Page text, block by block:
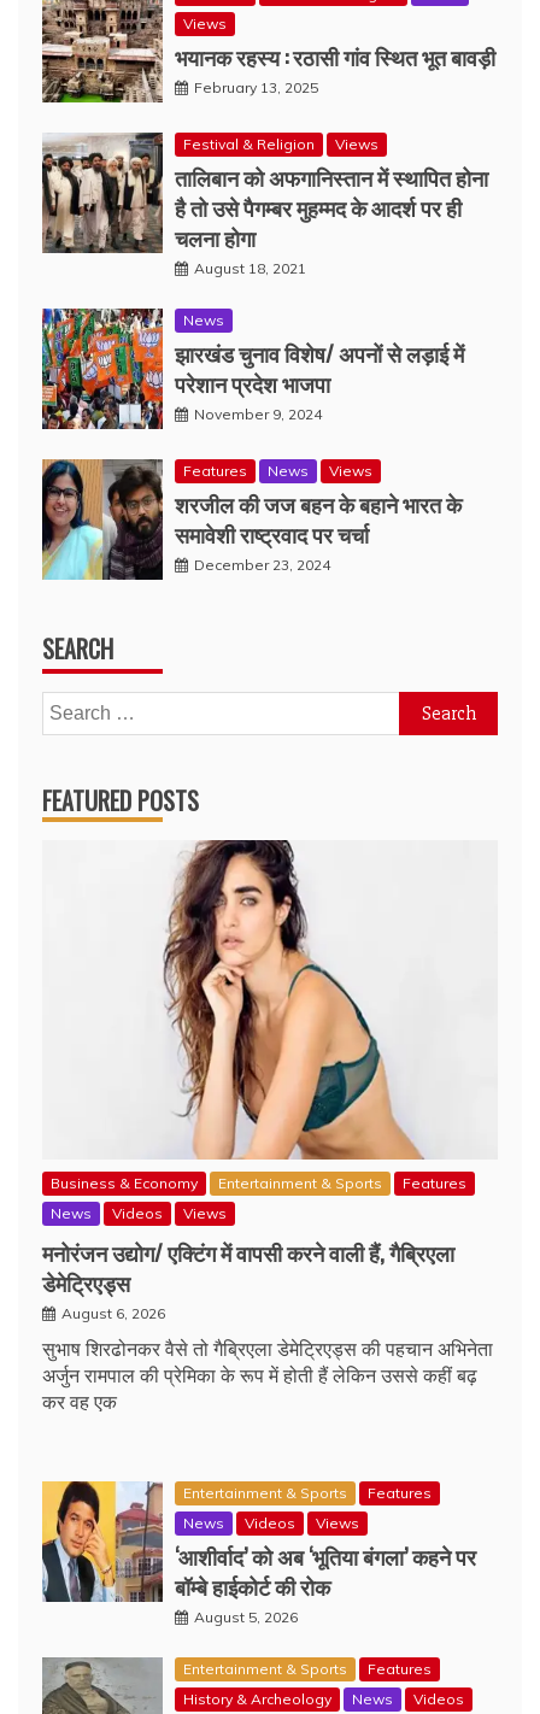
Views
भयानक रहस्य : रठासी गांव स्थित भूत बावड़ी
February 13, 2025
Festival & Religion Views
तालिबान को अफगानिस्तान में स्थापित होना
है तो उसे पैगम्बर मुहम्मद के आदर्श पर ही
चलना होगा
August 18, 2021
News
झारखंड चुनाव विशेष/ अपनों से लड़ाई में
परेशान प्रदेश भाजपा
November 9, 2024
Features News Views
शरजील की जज बहन के बहाने भारत के
समावेशी राष्ट्रवाद पर चर्चा
December 23, 2024
SEARCH
Search
for:
FEATURED POSTS
Business & Economy Entertainment & Sports
Features
News
Videos Views
मनोरंजन उद्योग/ एक्टिंग में वापसी करने वाली हैं, गैब्रिएला
डेमेट्रिएड्स
August 6, 2026
सुभाष शिरढोनकर वैसे तो गैब्रिएला डेमेट्रिएड्स की पहचान अभिनेता
अर्जुन रामपाल की प्रेमिका के रूप में होती हैं लेकिन उससे कहीं बढ़
कर वह एक
Entertainment & Sports
Features
News
Videos Views
‘आशीर्वाद’ को अब ‘भूतिया बंगला’ कहने पर
बॉम्बे हाईकोर्ट की रोक
August 5, 2026
Entertainment & Sports
Features
History & Archeology
News
Videos